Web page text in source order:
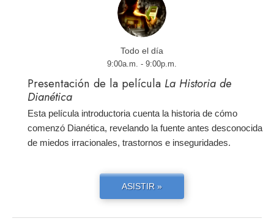
Todo el día
9:00a.m. - 9:00p.m.
Presentación de la película La Historia de
Dianética
Esta película introductoria cuenta la historia de cómo
comenzó Dianética, revelando la fuente antes desconocida
de miedos irracionales, trastornos e inseguridades.
ASISTIR »